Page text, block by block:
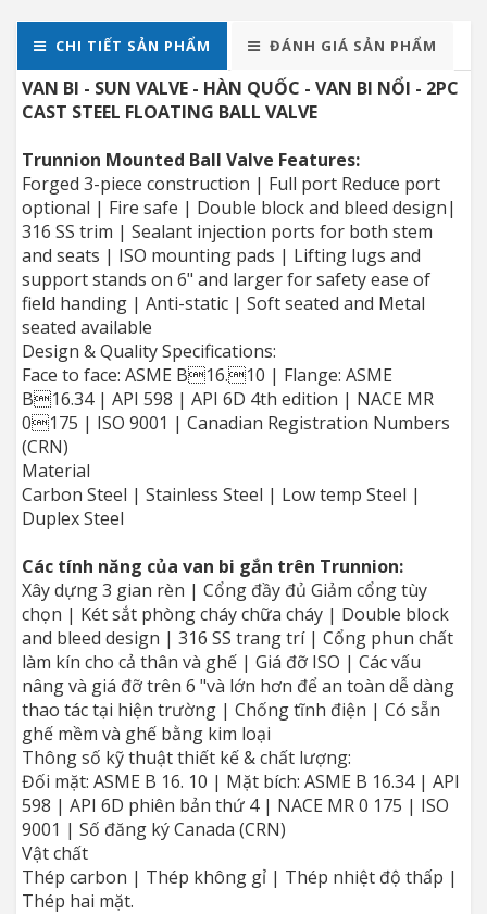
CHI TIẾT SẢN PHẨM ĐÁNH GIÁ SẢN PHẨM
VAN BI - SUN VALVE - HÀN QUỐC - VAN BI NỔI - 2PC
CAST STEEL FLOATING BALL VALVE
Trunnion Mounted Ball Valve Features:
Forged 3-piece construction | Full port Reduce port
optional | Fire safe | Double block and bleed design|
316 SS trim | Sealant injection ports for both stem
and seats | ISO mounting pads | Lifting lugs and
support stands on 6" and larger for safety ease of
field handing | Anti-static | Soft seated and Metal
seated available
Design & Quality Specifications:
Face to face: ASME B16.10 | Flange: ASME
B16.34 | API 598 | API 6D 4th edition | NACE MR
0175 | ISO 9001 | Canadian Registration Numbers
(CRN)
Material
Carbon Steel | Stainless Steel | Low temp Steel |
Duplex Steel
Các tính năng của van bi gắn trên Trunnion:
Xây dựng 3 gian rèn | Cổng đầy đủ Giảm cổng tùy
chọn | Két sắt phòng cháy chữa cháy | Double block
and bleed design | 316 SS trang trí | Cổng phun chất
làm kín cho cả thân và ghế | Giá đỡ ISO | Các vấu
nâng và giá đỡ trên 6 "và lớn hơn để an toàn dễ dàng
thao tác tại hiện trường | Chống tĩnh điện | Có sẵn
ghế mềm và ghế bằng kim loại
Thông số kỹ thuật thiết kế & chất lượng:
Đối mặt: ASME B 16. 10 | Mặt bích: ASME B 16.34 | API
598 | API 6D phiên bản thứ 4 | NACE MR 0 175 | ISO
9001 | Số đăng ký Canada (CRN)
Vật chất
Thép carbon | Thép không gỉ | Thép nhiệt độ thấp |
Thép hai mặt.